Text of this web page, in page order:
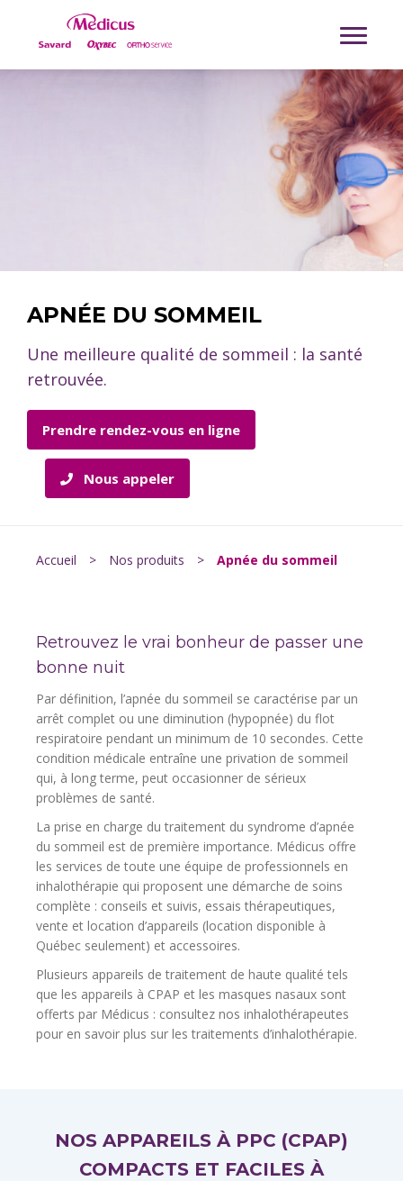
APNÉE DU SOMMEIL
Une meilleure qualité de sommeil : la santé
retrouvée.
Prendre rendez-vous en ligne
Nous appeler
Accueil > Nos produits > Apnée du sommeil
Retrouvez le vrai bonheur de passer une
bonne nuit
Par définition, l’apnée du sommeil se caractérise par un
arrêt complet ou une diminution (hypopnée) du flot
respiratoire pendant un minimum de 10 secondes. Cette
condition médicale entraîne une privation de sommeil
qui, à long terme, peut occasionner de sérieux
problèmes de santé.
La prise en charge du traitement du syndrome d’apnée
du sommeil est de première importance. Médicus offre
les services de toute une équipe de professionnels en
inhalothérapie qui proposent une démarche de soins
complète : conseils et suivis, essais thérapeutiques,
vente et location d’appareils (location disponible à
Québec seulement) et accessoires.
Plusieurs appareils de traitement de haute qualité tels
que les appareils à CPAP et les masques nasaux sont
offerts par Médicus : consultez nos inhalothérapeutes
pour en savoir plus sur les traitements d’inhalothérapie.
NOS APPAREILS À PPC (CPAP)
COMPACTS ET FACILES À